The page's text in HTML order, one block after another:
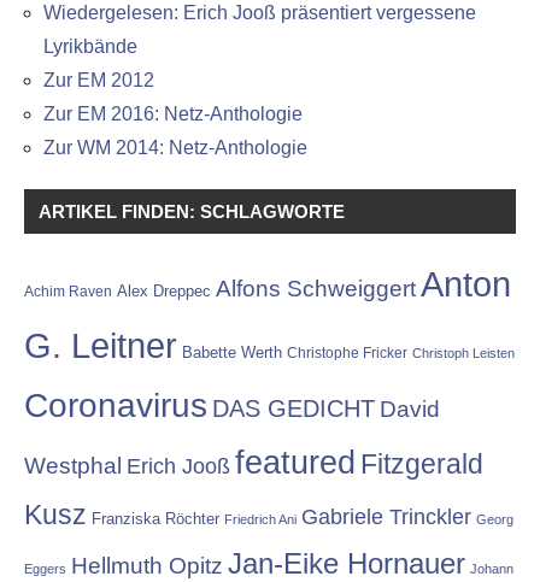
Wiedergelesen: Erich Jooß präsentiert vergessene
Lyrikbände
Zur EM 2012
Zur EM 2016: Netz-Anthologie
Zur WM 2014: Netz-Anthologie
ARTIKEL FINDEN: SCHLAGWORTE
Achim Raven Alex Dreppec Alfons Schweiggert Anton
G. Leitner Babette Werth Christophe Fricker Christoph Leisten
Coronavirus DAS GEDICHT David
Westphal Erich Jooß featured Fitzgerald
Kusz Franziska Röchter Friedrich Ani Gabriele Trinckler Georg
Eggers Hellmuth Opitz Jan-Eike Hornauer Johann